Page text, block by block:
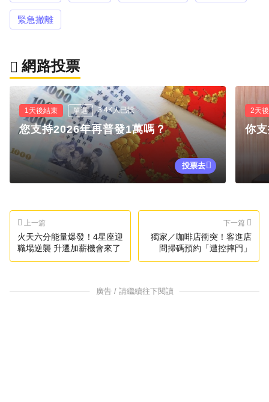
緊急撤離
網路投票
1天後結束 單選 3.4K人已投
您支持2026年再普發1萬嗎？
投票去
2天
你
上一篇
火天六分能量爆發！4星座迎
職場逆襲 升遷加薪機會來了
下一篇
獨家／咖啡店衝突！客進店
問掃碼預約「遭控摔門」
廣告 / 請繼續往下閱讀